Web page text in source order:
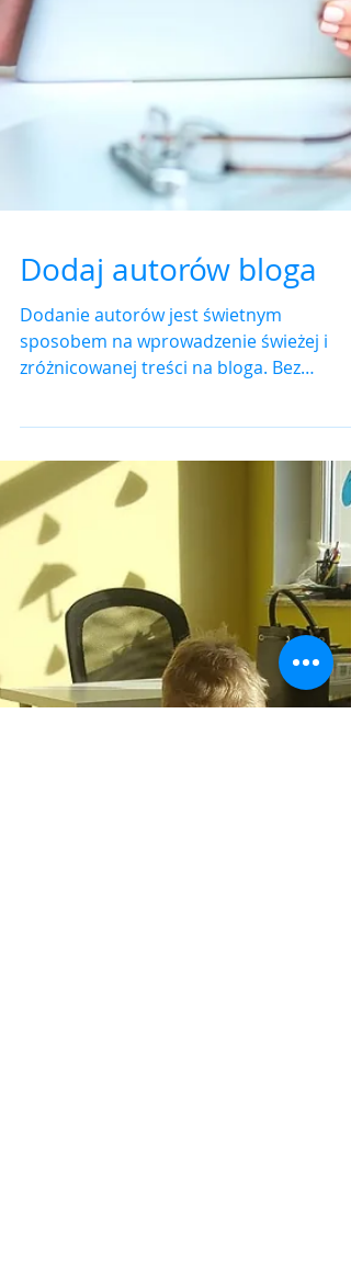
Dodaj autorów bloga
Dodanie autorów jest świetnym
sposobem na wprowadzenie świeżej i
zróżnicowanej treści na bloga. Bez
względu na to, czy prowadzisz małą...